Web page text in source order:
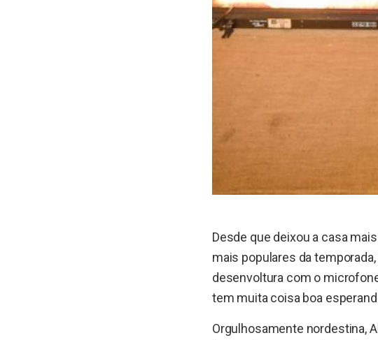
Desde que deixou a casa
mais populares da
desenvoltura com o
tem muita coisa boa
Orgulhosamente nordestina,